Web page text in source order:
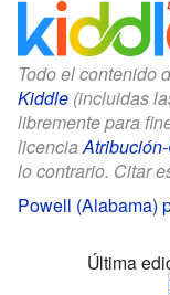
Todo el contenido
Kiddle (incluidas
libremente para
licencia
lo contrario. Citar
Powell (Alabama)
Última